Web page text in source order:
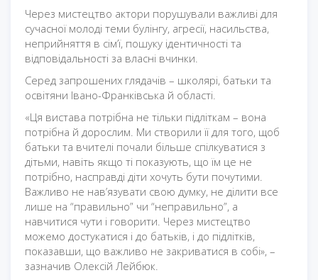
Через мистецтво актори порушували важливі для
сучасної молоді теми булінгу, агресії, насильства,
неприйняття в сім’ї, пошуку ідентичності та
відповідальності за власні вчинки.
Серед запрошених глядачів – школярі, батьки та
освітяни Івано-Франківська й області.
«Ця вистава потрібна не тільки підліткам – вона
потрібна й дорослим. Ми створили її для того, щоб
батьки та вчителі почали більше спілкуватися з
дітьми, навіть якщо ті показують, що їм це не
потрібно, насправді діти хочуть бути почутими.
Важливо не нав’язувати свою думку, не ділити все
лише на “правильно” чи “неправильно”, а
навчитися чути і говорити. Через мистецтво
можемо достукатися і до батьків, і до підлітків,
показавши, що важливо не закриватися в собі», –
зазначив Олексій Лейбюк.